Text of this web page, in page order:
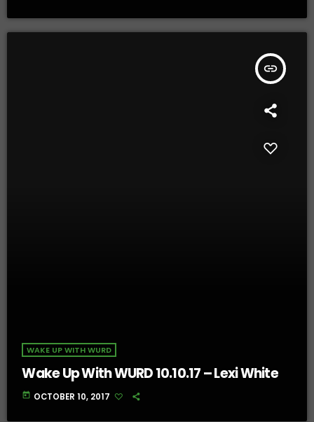
insert_link
WAKE UP WITH WURD
Wake Up With WURD 10.10.17 – Lexi White
today OCTOBER 10, 2017